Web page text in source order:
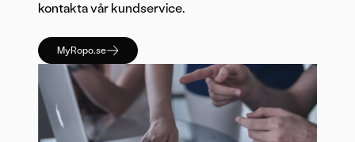
kontakta vår kundservice.
MyRopo.se